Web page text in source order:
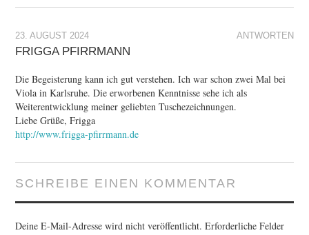
ANTWORTEN
23. AUGUST 2024
FRIGGA PFIRRMANN
Die Begeisterung kann ich gut verstehen. Ich war schon zwei Mal bei
Viola in Karlsruhe. Die erworbenen Kenntnisse sehe ich als
Weiterentwicklung meiner geliebten Tuschezeichnungen.
Liebe Grüße, Frigga
http://www.frigga-pfirrmann.de
SCHREIBE EINEN KOMMENTAR
Deine E-Mail-Adresse wird nicht veröffentlicht. Erforderliche Felder